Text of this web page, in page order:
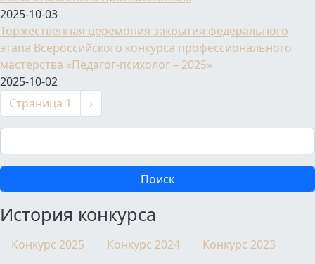
2025-10-03
Торжественная церемония закрытия федерального
этапа Всероссийского конкурса профессионального
мастерства «Педагог-психолог – 2025»
2025-10-02
Нумерация страниц
Страница 1 Следующая страница
›
Поиск
История конкурса
Конкурс 2025 Конкурс 2024
Конкурс 2023